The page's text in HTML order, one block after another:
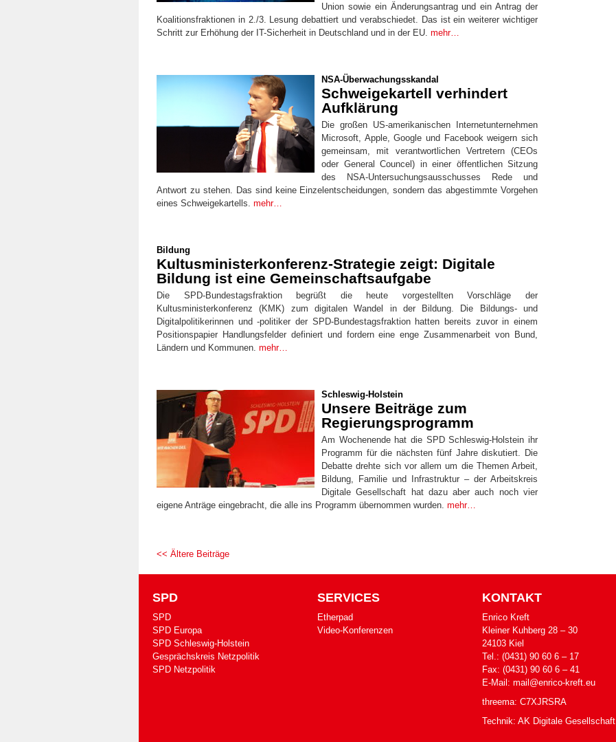
Union sowie ein Änderungsantrag und ein Antrag der
Koalitionsfraktionen in 2./3. Lesung debattiert und verabschiedet. Das ist ein weiterer wichtiger
Schritt zur Erhöhung der IT-Sicherheit in Deutschland und in der EU. mehr…
NSA-Überwachungsskandal
Schweigekartell verhindert
Aufklärung
Die großen US-amerikanischen Internetunternehmen
Microsoft, Apple, Google und Facebook weigern sich
gemeinsam, mit verantwortlichen Vertretern (CEOs
oder General Councel) in einer öffentlichen Sitzung
des NSA-Untersuchungsausschusses Rede und
Antwort zu stehen. Das sind keine Einzelentscheidungen, sondern das abgestimmte Vorgehen
eines Schweigekartells. mehr…
Bildung
Kultusministerkonferenz-Strategie zeigt: Digitale
Bildung ist eine Gemeinschaftsaufgabe
Die SPD-Bundestagsfraktion begrüßt die heute vorgestellten Vorschläge der
Kultusministerkonferenz (KMK) zum digitalen Wandel in der Bildung. Die Bildungs- und
Digitalpolitikerinnen und -politiker der SPD-Bundestagsfraktion hatten bereits zuvor in einem
Positionspapier Handlungsfelder definiert und fordern eine enge Zusammenarbeit von Bund,
Ländern und Kommunen. mehr…
Schleswig-Holstein
Unsere Beiträge zum
Regierungsprogramm
Am Wochenende hat die SPD Schleswig-Holstein ihr
Programm für die nächsten fünf Jahre diskutiert. Die
Debatte drehte sich vor allem um die Themen Arbeit,
Bildung, Familie und Infrastruktur – der Arbeitskreis
Digitale Gesellschaft hat dazu aber auch noch vier
eigene Anträge eingebracht, die alle ins Programm übernommen wurden. mehr…
<< Ältere Beiträge
SPD
SPD
SPD Europa
SPD Schleswig-Holstein
Gesprächskreis Netzpolitik
SPD Netzpolitik
SERVICES
Etherpad
Video-Konferenzen
KONTAKT
Enrico Kreft
Klei­ner Kuh­berg 28 – 30
24103 Kiel
Tel.: (0431) 90 60 6 – 17
Fax: (0431) 90 60 6 – 41
E-​Mail: mail@enrico-kreft.eu
threema: C7XJRSRA
Technik: AK Digitale Gesellschaft